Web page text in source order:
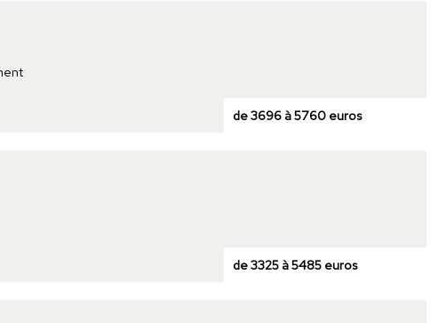
de 3696 à 5760 euros
de 3325 à 5485 euros